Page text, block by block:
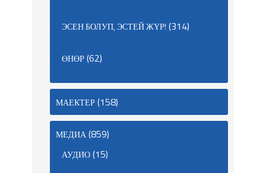
ЭСЕН БОЛУП, ЭСТЕЙ ЖҮР! (314)
ӨНӨР(62)
МАЕКТЕР(158)
МЕДИА(859)
АУДИО(15)